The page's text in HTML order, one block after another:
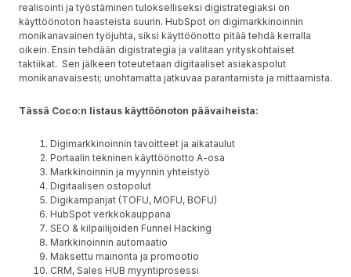
realisointi ja työstäminen tulokselliseksi digistrategiaksi on
käyttöönoton haasteista suurin. HubSpot on digimarkkinoinnin
monikanavainen työjuhta, siksi käyttöönotto pitää tehdä kerralla
oikein. Ensin tehdään digistrategia ja valitaan yrityskohtaiset
taktiikat. Sen jälkeen toteutetaan digitaaliset asiakaspolut
monikanavaisesti; unohtamatta jatkuvaa parantamista ja mittaamista.
Tässä Coco:n listaus käyttöönoton päävaiheista:
Digimarkkinoinnin tavoitteet ja aikataulut
Portaalin tekninen käyttöönotto A-osa
Markkinoinnin ja myynnin yhteistyö
Digitaalisen ostopolut
Digikampanjat (TOFU, MOFU, BOFU)
HubSpot verkkokauppana
SEO & kilpailijoiden Funnel Hacking
Markkinoinnin automaatio
Maksettu mainonta ja promootio
CRM, Sales HUB myyntiprosessi